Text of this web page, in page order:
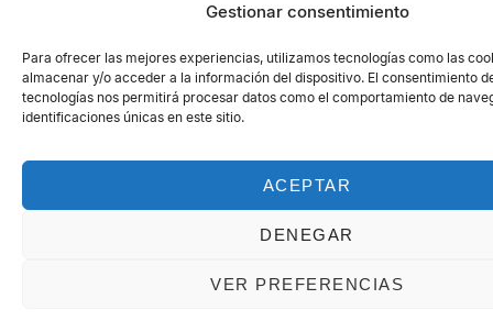
Gestionar consentimiento
Para ofrecer las mejores experiencias, utilizamos tecnologías como las
almacenar y/o acceder a la información del dispositivo. El consentimiento
tecnologías nos permitirá procesar datos como el comportamiento de
identificaciones únicas en este sitio.
ACEPTAR
DENEGAR
VER PREFERENCIAS